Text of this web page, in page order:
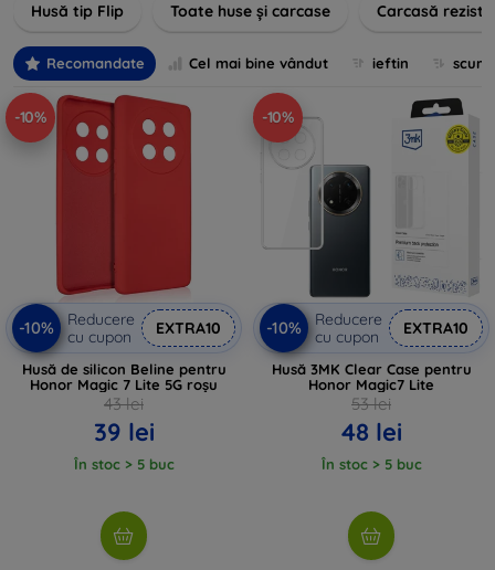
designuri inovatoare menite să ofere nu doar protecție, ci și
Husă tip Flip Toate huse și carcase Carcasă
Recomandate Cel mai bine vândut ieftin
-10%
-10%
Reducere
cu cupon
EXTRA10
Husă de silicon Beline pentru
Honor Magic 7 Lite 5G roșu
43 lei
39 lei
În stoc > 5 buc
-10%
-10%
Reducere
cu cupon
EXTRA10
Husă 3MK Clear Case pentru
Honor Magic7 Lite
53 lei
48 lei
În stoc > 5 buc